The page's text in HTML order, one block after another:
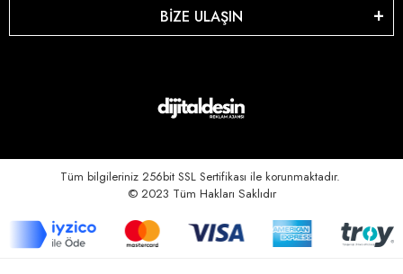
BİZE ULAŞIN
Tüm bilgileriniz 256bit SSL Sertifikası ile korunmaktadır.
© 2023 Tüm Hakları Saklıdır